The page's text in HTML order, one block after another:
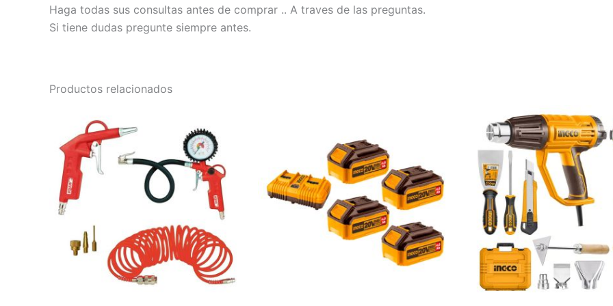
Haga todas sus consultas antes de comprar .. A traves de las preguntas.
Si tiene dudas pregunte siempre antes.
Productos relacionados